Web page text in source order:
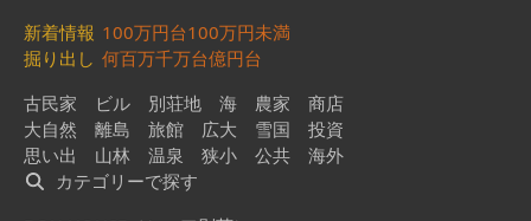
新着情報 100万円台100万円未満
掘り出し 何百万千万台億円台
古民家
ビル 別荘地 海 農家
商店
大自然
離島 旅館 広大 雪国
投資
思い出
山林 温泉 狭小 公共
海外
カテゴリーで探す